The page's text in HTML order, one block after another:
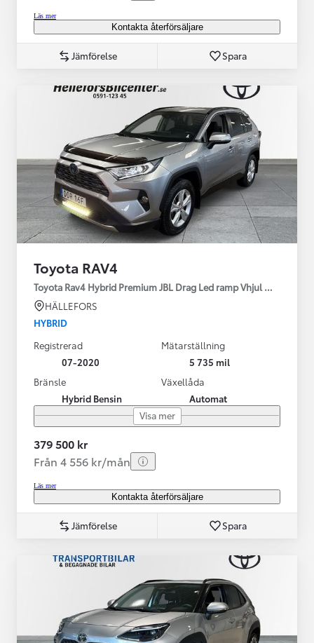
Läs mer
Kontakta återförsäljare
Jämförelse Spara
Toyota RAV4
Toyota Rav4 Hybrid Premium JBL Drag Led ramp Vhjul motorv
HÄLLEFORS
HYBRID
Registrerad
07-2020
Mätarställning
5 735 mil
Bränsle
Hybrid Bensin
Växellåda
Automat
Visa mer
379 500 kr
Från 4 556 kr/mån
Läs mer
Kontakta återförsäljare
Jämförelse Spara